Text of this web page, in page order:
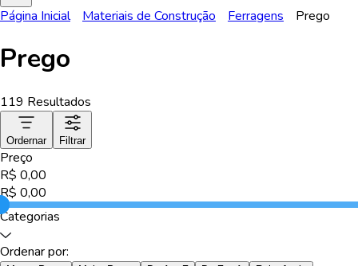
Página Inicial Materiais de Construção Ferragens Prego
Prego
119 Resultados
Ordernar Filtrar
Preço
R$ 0,00
R$ 0,00
Categorias
Ordenar por: